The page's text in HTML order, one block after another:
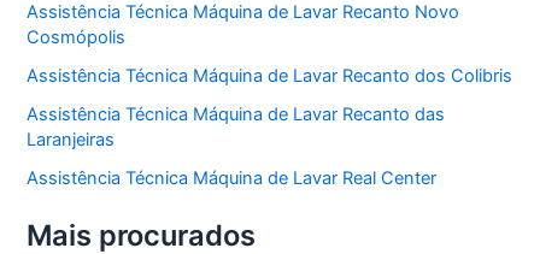
Assistência Técnica Máquina de Lavar Recanto Novo
Cosmópolis
Assistência Técnica Máquina de Lavar Recanto dos Colibris
Assistência Técnica Máquina de Lavar Recanto das
Laranjeiras
Assistência Técnica Máquina de Lavar Real Center
Mais procurados